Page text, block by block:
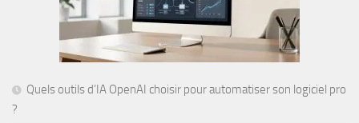
Quels outils d’IA OpenAI choisir pour automatiser son logiciel pro
?